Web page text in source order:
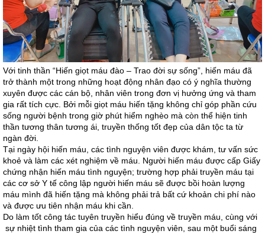
Với tinh thần “Hiến giọt máu đào – Trao đời sự sống”, hiến máu đã
trở thành một trong những hoạt động nhân đạo có ý nghĩa thường
xuyên được các cán bộ, nhân viên trong đơn vị hưởng ứng và tham
gia rất tích cực. Bởi mỗi giọt máu hiến tặng không chỉ góp phần cứu
sống người bệnh trong giờ phút hiểm nghèo mà còn thể hiện tinh
thần tương thân tương ái, truyền thống tốt đẹp của dân tộc ta từ
ngàn đời.
Tại ngày hội hiến máu, các tình nguyện viên được khám, tư vấn sức
khoẻ và làm các xét nghiệm về máu. Người hiến máu được cấp Giấy
chứng nhận hiến máu tình nguyện; trường hợp phải truyền máu tại
các cơ sở Y tế công lập người hiến máu sẽ được bồi hoàn lượng
máu mình đã hiến tặng mà không phải trả bất cứ khoản chi phí nào
và được ưu tiên nhận máu khi cần.
Do làm tốt công tác tuyên truyền hiểu đúng về truyền máu, cùng với
sự nhiệt tình tham gia của các tình nguyện viên, sau một buổi sáng